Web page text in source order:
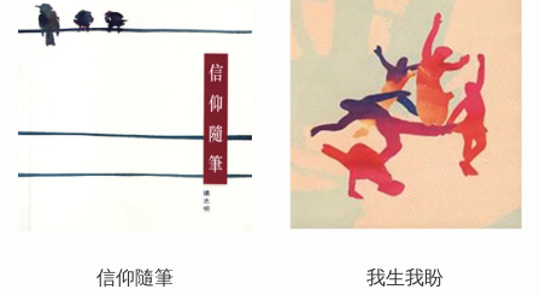
信仰隨筆 我生我盼